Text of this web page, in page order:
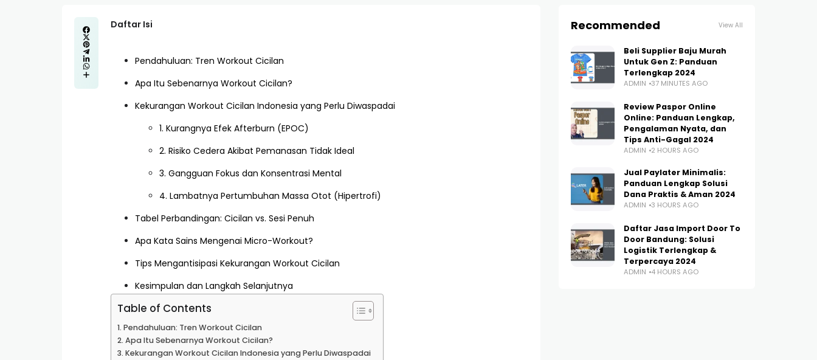
Daftar Isi
Pendahuluan: Tren Workout Cicilan
Apa Itu Sebenarnya Workout Cicilan?
Kekurangan Workout Cicilan Indonesia yang Perlu Diwaspadai
1. Kurangnya Efek Afterburn (EPOC)
2. Risiko Cedera Akibat Pemanasan Tidak Ideal
3. Gangguan Fokus dan Konsentrasi Mental
4. Lambatnya Pertumbuhan Massa Otot (Hipertrofi)
Tabel Perbandingan: Cicilan vs. Sesi Penuh
Apa Kata Sains Mengenai Micro-Workout?
Tips Mengantisipasi Kekurangan Workout Cicilan
Kesimpulan dan Langkah Selanjutnya
Table of Contents
Pendahuluan: Tren Workout Cicilan
Apa Itu Sebenarnya Workout Cicilan?
Kekurangan Workout Cicilan Indonesia yang Perlu Diwaspadai
Recommended View All
Beli Supplier Baju Murah
Untuk Gen Z: Panduan
Terlengkap 2024
ADMIN 37 MINUTES AGO
Review Paspor Online
Online: Panduan Lengkap,
Pengalaman Nyata, dan
Tips Anti-Gagal 2024
ADMIN 2 HOURS AGO
Jual Paylater Minimalis:
Panduan Lengkap Solusi
Dana Praktis & Aman 2024
ADMIN 3 HOURS AGO
Daftar Jasa Import Door To
Door Bandung: Solusi
Logistik Terlengkap &
Terpercaya 2024
ADMIN 4 HOURS AGO